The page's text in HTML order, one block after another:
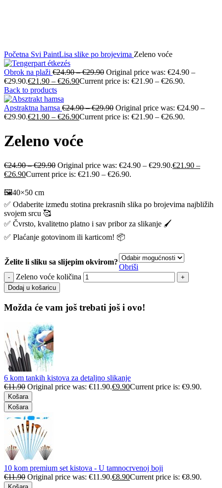
Početna Svi PaintLisa slike po brojevima Zeleno voće
Obrok na plaži €24.90–€29.90 Original price was: €24.90 –
€29.90.€21.90 – €26.90Current price is: €21.90 – €26.90.
Back to products
Apstraktna hamsa €24.90–€29.90 Original price was: €24.90 –
€29.90.€21.90 – €26.90Current price is: €21.90 – €26.90.
Zeleno voće
€24.90–€29.90 Original price was: €24.90 – €29.90.€21.90 –
€26.90Current price is: €21.90 – €26.90.
🖼️40×50 cm
✅ Odaberite između stotina prekrasnih slika po brojevima najbližih
svojem srcu 🥰
✅ Čvrsto, kvalitetno platno i sav pribor za slikanje 🖌️
✅ Plaćanje gotovinom ili karticom! 📦
Želite li sliku sa slijepim okvirom?
Obriši
Zeleno voće količina
Dodaj u košaricu
Možda će vam još trebati još i ovo!
6 kom tankih kistova za detaljno slikanje
€11.90 Original price was: €11.90.€9.90Current price is: €9.90.
Košara
Košara
10 kom premium set kistova - U tamnocrvenoj boji
€11.90 Original price was: €11.90.€8.90Current price is: €8.90.